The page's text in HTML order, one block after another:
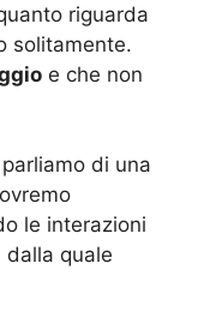
riguarda
solitamente.
e che non
di una
le interazioni
dalla quale